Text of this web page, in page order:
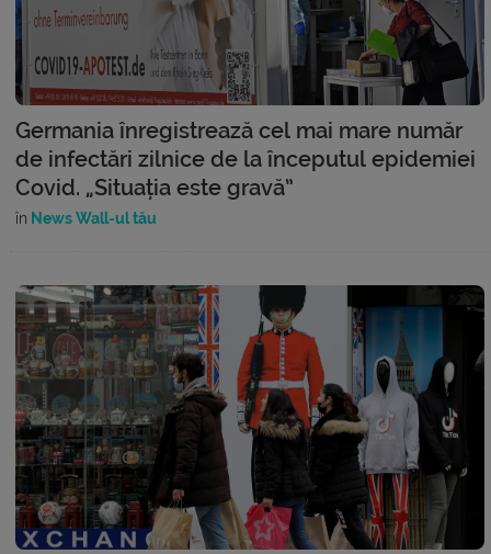
Germania înregistrează cel mai mare număr
de infectări zilnice de la începutul epidemiei
Covid. „Situația este gravă”
în News Wall-ul tău